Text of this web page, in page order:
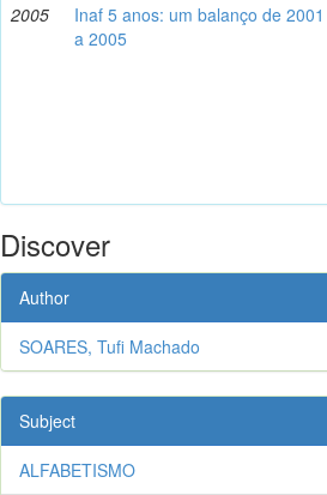
2005
Inaf 5 anos: um balanço de 2001
a 2005
Discover
Author
SOARES, Tufi Machado
Subject
ALFABETISMO